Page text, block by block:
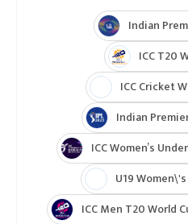
Indian
ICC T20
ICC Cricket
Indian
ICC Women’s
U19
ICC Men T20 World